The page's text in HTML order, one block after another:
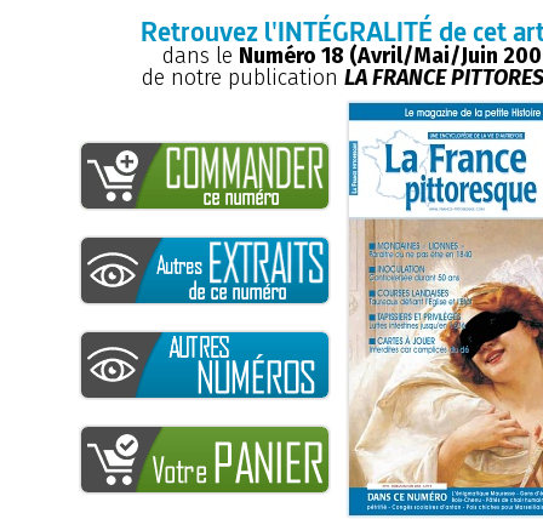
Retrouvez l'INTÉGRALITÉ de cet
dans le Numéro 18 (Avril/Mai/Juin
de notre publication LA FRANCE